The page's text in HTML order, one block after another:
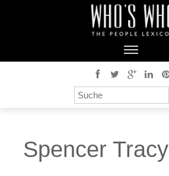
Spencer Tracy